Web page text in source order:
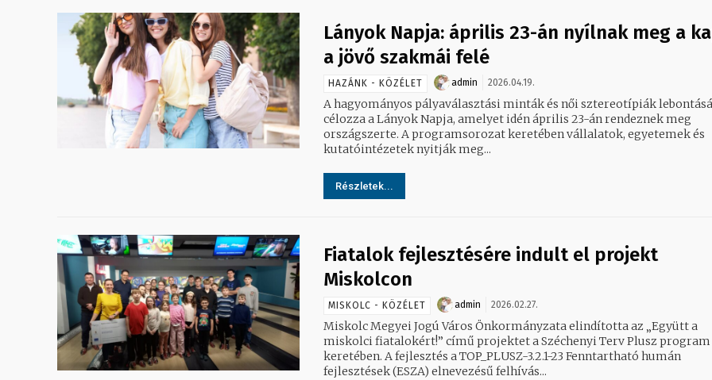
Lányok Napja: április 23-án nyílnak meg a
a jövő szakmái felé
HAZÁNK - KÖZÉLET admin 2026.04.19.
A hagyományos pályaválasztási minták és női sztereotípiák
célozza a Lányok Napja, amelyet idén április 23-án rendeznek meg
országszerte. A programsorozat keretében vállalatok, egyetemek és
kutatóintézetek nyitják meg...
Részletek...
Fiatalok fejlesztésére indult el projekt
Miskolcon
MISKOLC - KÖZÉLET admin 2026.02.27.
Miskolc Megyei Jogú Város Önkormányzata elindította az „Együtt a
miskolci fiatalokért!” című projektet a Széchenyi Terv Plusz program
keretében. A fejlesztés a TOP_PLUSZ-3.2.1-23 Fenntartható humán
fejlesztések (ESZA) elnevezésű felhívás...